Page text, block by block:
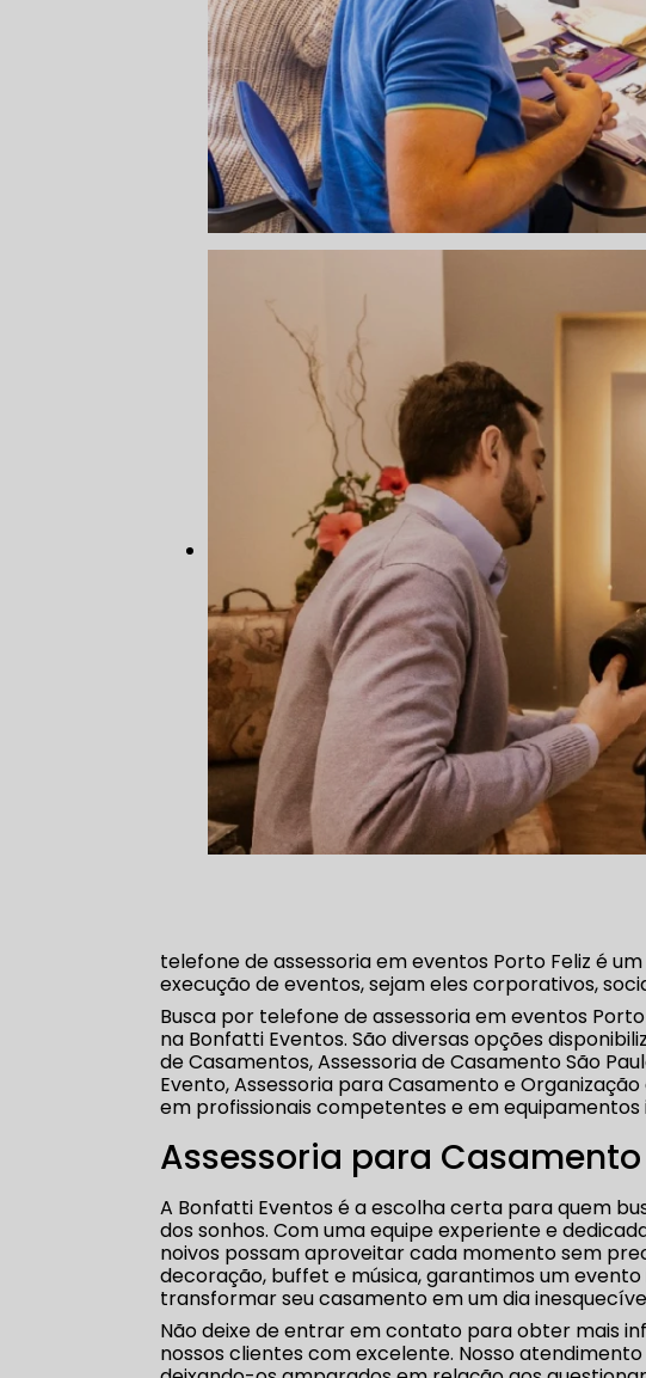
telefone de assessoria em eventos Porto Feliz é
execução de eventos, sejam eles corporativos,
Busca por telefone de assessoria em eventos
na Bonfatti Eventos. São diversas opções
de Casamentos, Assessoria de Casamento São
Evento, Assessoria para Casamento e
em profissionais competentes e em equipamentos
Assessoria para Casamento
A Bonfatti Eventos é a escolha certa para quem
dos sonhos. Com uma equipe experiente e
noivos possam aproveitar cada momento sem
decoração, buffet e música, garantimos um
transformar seu casamento em um dia
Não deixe de entrar em contato para obter mais
nossos clientes com excelente. Nosso